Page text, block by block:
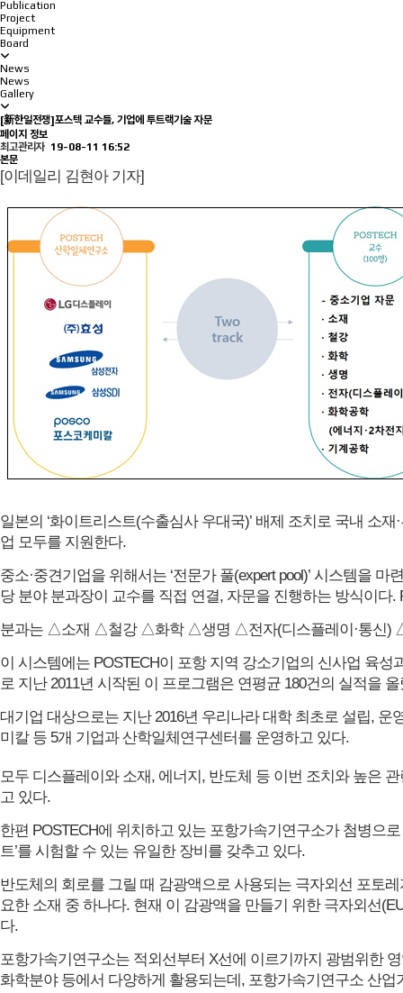
Publication
Project
Equipment
Board
News
News
Gallery
[新한일전쟁]포스텍 교수들, 기업에 투트랙기술 자문
페이지 정보
최고관리자 19-08-11 16:52
본문
[이데일리 김현아 기자]
일본의 ‘화이트리스트(수출심사 우대국)’ 배제 조치로 국내 소
업 모두를 지원한다.
중소·중견기업을 위해서는 ‘전문가 풀(expert pool)’ 시스템을
당 분야 분과장이 교수를 직접 연결, 자문을 진행하는 방식이다
분과는 △소재 △철강 △화학 △생명 △전자(디스플레이·통신) △
이 시스템에는 POSTECH이 포항 지역 강소기업의 신사업 육
로 지난 2011년 시작된 이 프로그램은 연평균 180건의 실적을
대기업 대상으로는 지난 2016년 우리나라 대학 최초로 설립,
미칼 등 5개 기업과 산학일체연구센터를 운영하고 있다.
모두 디스플레이와 소재, 에너지, 반도체 등 이번 조치와 높은
고 있다.
한편 POSTECH에 위치하고 있는 포항가속기연구소가 첨병으
트’를 시험할 수 있는 유일한 장비를 갖추고 있다.
반도체의 회로를 그릴 때 감광액으로 사용되는 극자외선 포토
요한 소재 중 하나다. 현재 이 감광액을 만들기 위한 극자외선
다.
포항가속기연구소는 적외선부터 X선에 이르기까지 광범위한
화학분야 등에서 다양하게 활용되는데, 포항가속기연구소 산